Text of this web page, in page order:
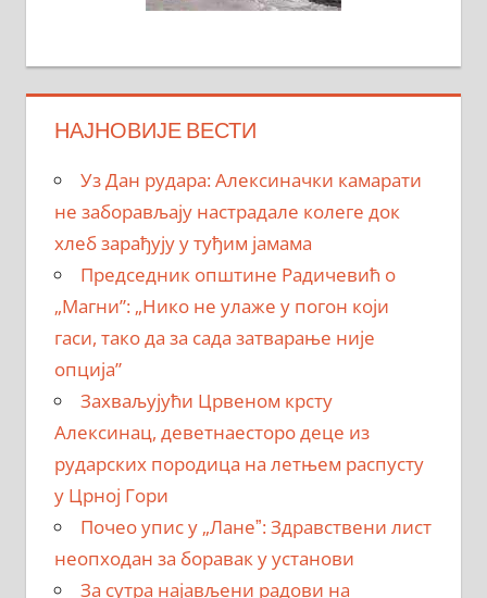
НАЈНОВИЈЕ ВЕСТИ
Уз Дан рудара: Алексиначки камарати
не заборављају настрадале колеге док
хлеб зарађују у туђим јамама
Председник општине Радичевић о
„Магни”: „Нико не улаже у погон који
гаси, тако да за сада затварање није
опција”
Захваљујући Црвеном крсту
Алексинац, деветнаесторо деце из
рударских породица на летњем распусту
у Црној Гори
Почео упис у „Ланеˮ: Здравствени лист
неопходан за боравак у установи
За сутра најављени радови на